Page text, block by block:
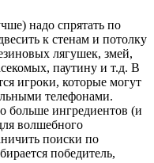
надо спрятать по
к стенам и потолку
лягушек, змей,
паутину и т.д. В
игроки, которые могут
телефонами.
больше ингредиентов (и
волшебного
поиски по
победитель,